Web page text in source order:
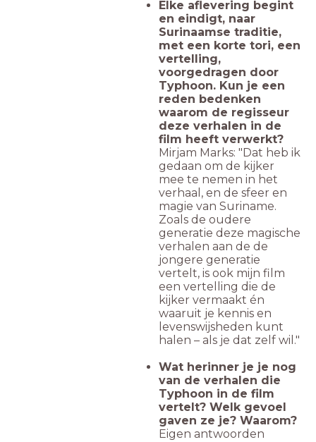
Elke aflevering begint
en eindigt, naar
Surinaamse traditie,
met een korte tori, een
vertelling,
voorgedragen door
Typhoon. Kun je een
reden bedenken
waarom de regisseur
deze verhalen in de
film heeft verwerkt?
Mirjam Marks: "Dat heb ik
gedaan om de kijker
mee te nemen in het
verhaal, en de sfeer en
magie van Suriname.
Zoals de oudere
generatie deze magische
verhalen aan de de
jongere generatie
vertelt, is ook mijn film
een vertelling die de
kijker vermaakt én
waaruit je kennis en
levenswijsheden kunt
halen – als je dat zelf wil."
Wat herinner je je nog
van de verhalen die
Typhoon in de film
vertelt? Welk gevoel
gaven ze je? Waarom?
Eigen antwoorden